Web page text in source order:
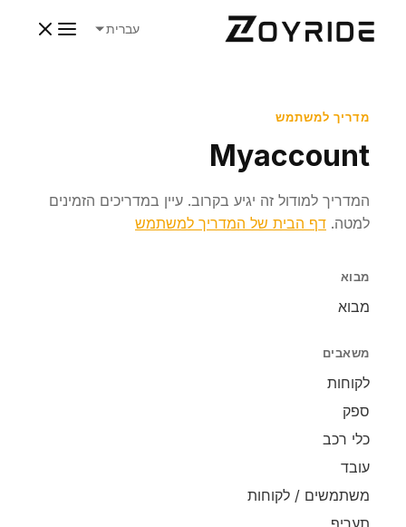
עברית
מדריך למשתמש
Myaccount
המדריך למודול זה יגיע בקרוב. עיין במדריכים הזמינים
למטה. דף הבית של המדריך למשתמש
מבוא
מבוא
משאבים
לקוחות
ספק
כלי רכב
עובד
משתמשים / לקוחות
תעריף